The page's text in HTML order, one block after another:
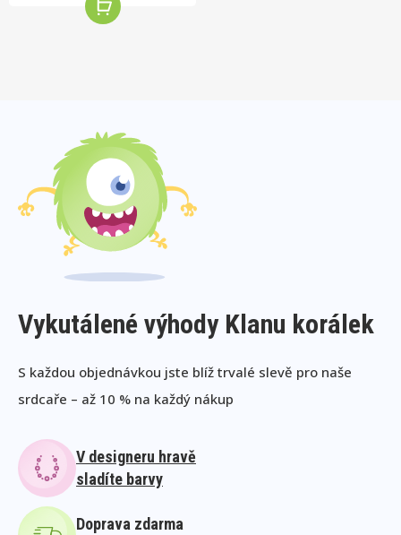
Vykutálené výhody Klanu korálek
S každou objednávkou jste blíž trvalé slevě pro naše
srdcaře – až 10 % na každý nákup
V designeru hravě
sladíte barvy
Doprava zdarma